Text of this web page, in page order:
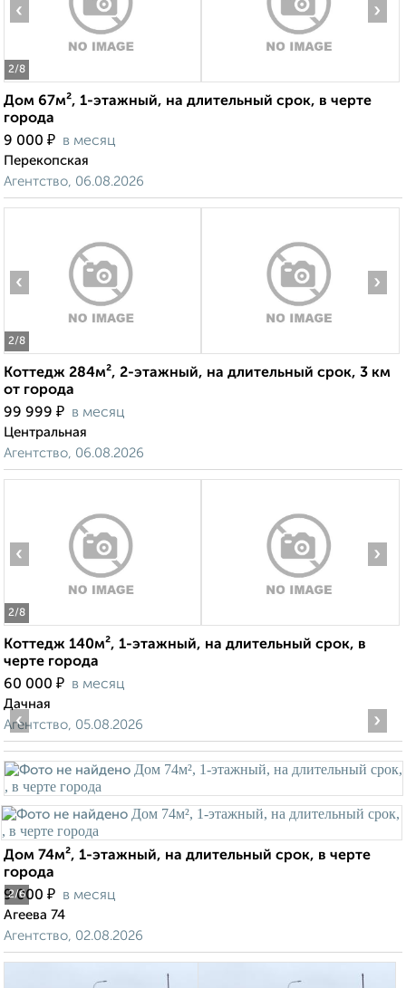
2/8
‹ ›
Дом 67м², 1-этажный, на длительный срок, в черте
города
9 000 ₽ в месяц
Перекопская
Агентство, 06.08.2026
2/8
‹ ›
Коттедж 284м², 2-этажный, на длительный срок, 3 км
от города
99 999 ₽ в месяц
Центральная
Агентство, 06.08.2026
2/8
‹ ›
Коттедж 140м², 1-этажный, на длительный срок, в
черте города
60 000 ₽ в месяц
Дачная
Агентство, 05.08.2026
2/6
‹ ›
Дом 74м², 1-этажный, на длительный срок, в черте
города
9 000 ₽ в месяц
Агеева 74
Агентство, 02.08.2026